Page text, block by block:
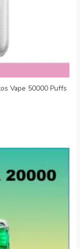
Vape 50000 Puffs